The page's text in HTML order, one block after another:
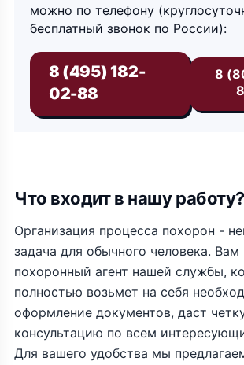
можно по телефону
бесплатный звонок по России):
8 (495) 182-
02-88
8
Что входит в нашу работу?
Организация процесса похорон -
задача для обычного человека.
похоронный агент нашей службы,
полностью возьмет на себя
оформление документов, даст
консультацию по всем
Для вашего удобства мы